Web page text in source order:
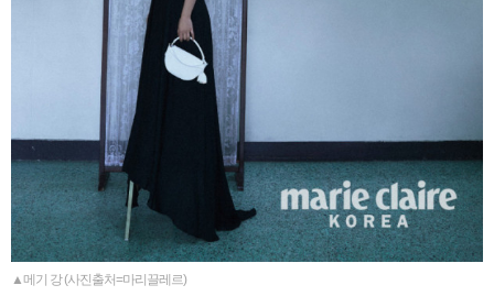
▲메기 강 (사진출처=마리끌레르)